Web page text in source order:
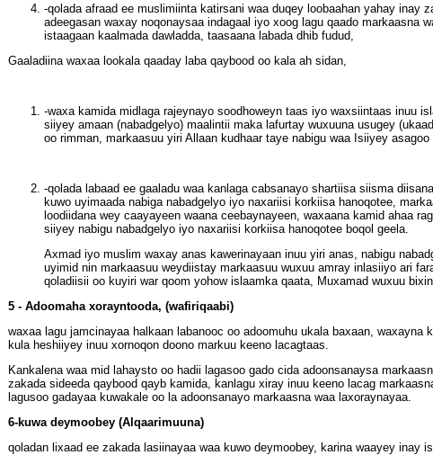
-qolada afraad ee muslimiinta katirsani waa duqey loobaahan yahay inay
adeegasan waxay noqonaysaa indagaal iyo xoog lagu qaado markaasna
istaagaan kaalmada dawladda, taasaana labada dhib fudud,
Gaaladiina waxaa lookala qaaday laba qaybood oo kala ah sidan,
-waxa kamida midlaga rajeynayo soodhoweyn taas iyo waxsiintaas inuu
siiyey amaan (nabadgelyo) maalintii maka lafurtay wuxuuna usugey
oo rimman, markaasuu yiri Allaan kudhaar taye nabigu waa Isiiyey
-qolada labaad ee gaaladu waa kanlaga cabsanayo shartiisa siisma
kuwo uyimaada nabiga nabadgelyo iyo naxariisi korkiisa hanoqotee,
loodiidana wey caayayeen waana ceebaynayeen, waxaana kamid ahaa
siiyey nabigu nabadgelyo iyo naxariisi korkiisa hanoqotee boqol geela.
Axmad iyo muslim waxay anas kawerinayaan inuu yiri anas, nabigu
uyimid nin markaasuu weydiistay markaasuu wuxuu amray inlasiiyo ari
qoladiisii oo kuyiri war qoom yohow islaamka qaata, Muxamad wuxuu
5 - Adoomaha xorayntooda, (wafiriqaabi)
waxaa lagu jamcinayaa halkaan labanooc oo adoomuhu ukala baxaan,
kula heshiiyey inuu xornoqon doono markuu keeno lacagtaas.
Kankalena waa mid lahaysto oo hadii lagasoo gado cida adoonsanaysa
zakada sideeda qaybood qayb kamida, kanlagu xiray inuu keeno lacag
lagusoo gadayaa kuwakale oo la adoonsanayo markaasna waa laxoraynayaa.
6-kuwa deymoobey (Alqaarimuuna)
qoladan lixaad ee zakada lasiinayaa waa kuwo deymoobey, karina waayey